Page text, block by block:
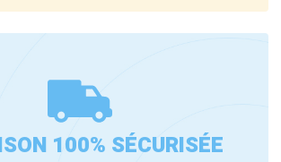
100% SÉCURISÉE